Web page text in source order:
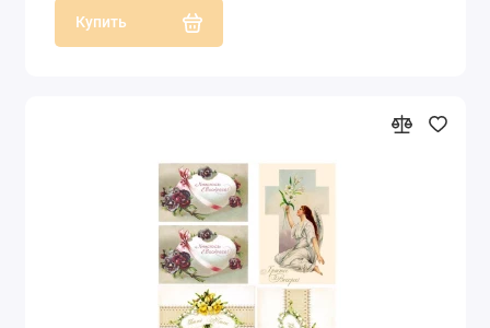
Купить